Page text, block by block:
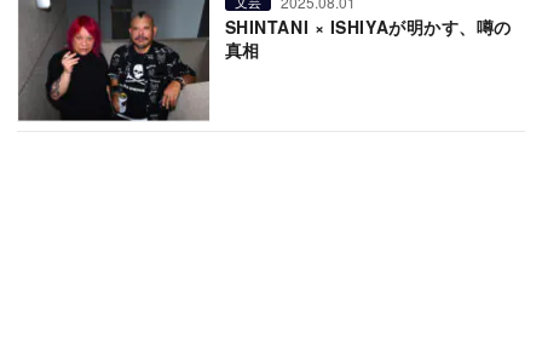
SHINTANI × ISHIYAが明かす、噂の
真相